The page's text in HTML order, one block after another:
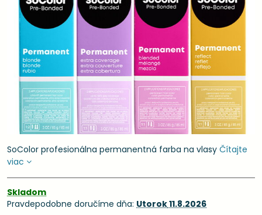
SoColor profesionálna permanentná farba na vlasy Čítajte
viac
Skladom
Pravdepodobne doručíme dňa: Utorok11.8.2026